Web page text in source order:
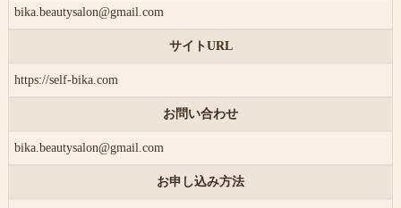
bika.beautysalon@gmail.com
サイトURL
https://self-bika.com
お問い合わせ
bika.beautysalon@gmail.com
お申し込み方法